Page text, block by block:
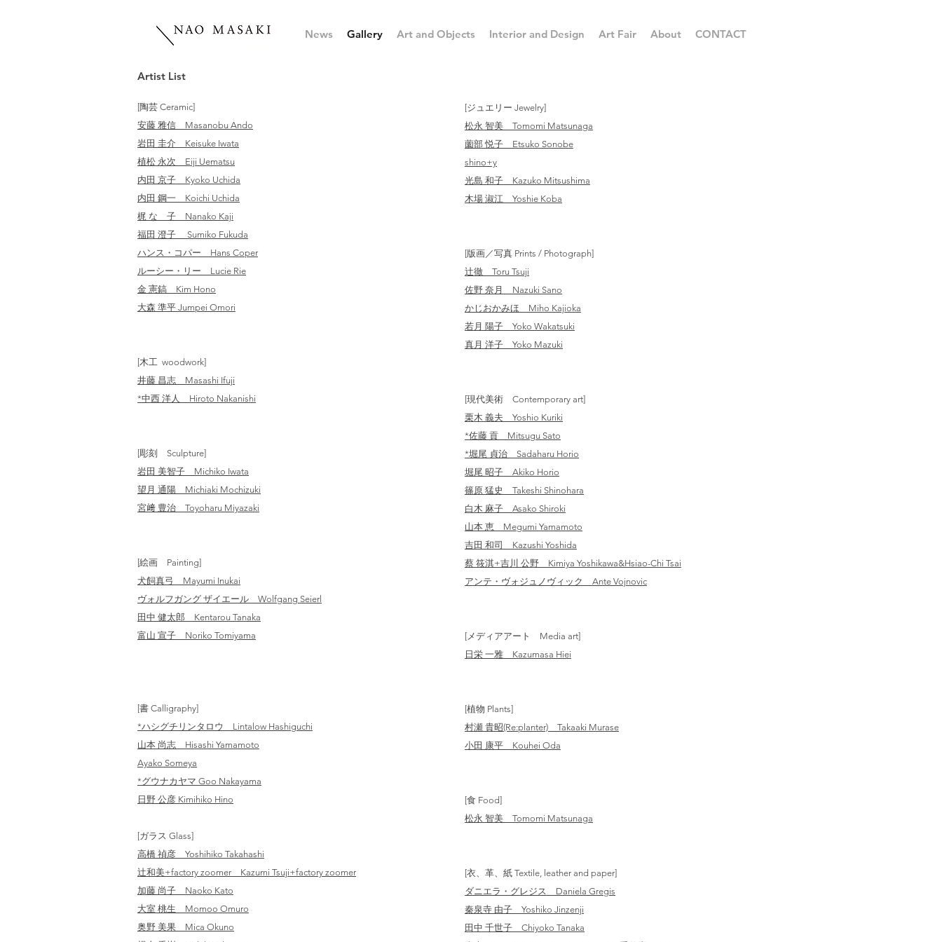
News Gallery Art and Objects Interior and Design Art Fair About CONTACT
Artist List
[陶芸 Ceramic]
安藤 雅信 Masanobu Ando
岩田 圭介 Keisuke Iwata
植松 永次 Eiji Uematsu
内田 京子 Kyoko Uchida
内田 鋼一 Koichi Uchida
梶 なゝ子 Nanako Kaji
福田 澄子 Sumiko Fukuda
ハンス・コパー Hans Coper
ルーシー・リー Lucie Rie
金 憲鎬 Kim Hono
​大森 準平 Jumpei Omori
[木工 woodwork]
井藤 昌志 Masashi Ifuji
*中西 洋人 Hiroto Nakanishi
[彫刻 Sculpture]
岩田 美智子 Michiko Iwata
望月 通陽 Michiaki Mochizuki
宮﨑 豊治 Toyoharu Miyazaki
[絵画 Painting]
​犬飼真弓 Mayumi Inukai
ヴォルフガング ザイエール Wolfgang Seierl
田中 健太郎 Kentarou Tanaka
富山 宣子 Noriko Tomiyama
[書 Calligraphy]
*ハシグチリンタロウ Lintalow Hashiguchi
山本 尚志 Hisashi Yamamoto
Ayako Someya
​*グウナカヤマ Goo Nakayama
​日野 公彦 Kimihiko Hino
[ガラス Glass]
高橋 禎彦 Yoshihiko Takahashi
辻和美+factory zoomer Kazumi Tsuji+factory zoomer
加藤 尚子 Naoko Kato
大室 桃生 Momoo Omuro
奥野 美果 Mica Okuno
[ジュエリー Jewelry]
松永 智美 Tomomi Matsunaga
薗部 悦子 Etsuko Sonobe
shino+y
光島 和子 Kazuko Mitsushima
木場 淑江 Yoshie Koba
[版画／写真 Prints / Photograph]
辻徹 Toru Tsuji
佐野 奈月 Nazuki Sano
​かじおかみほ Miho Kajioka
若月 陽子 Yoko Wakatsuki
真月 洋子 Yoko Mazuki
[現代美術 Contemporary art]
栗木 義夫 Yoshio Kuriki
*佐藤 貢 Mitsugu Sato
​*堀尾 貞治 Sadaharu Horio
​堀尾 昭子 Akiko Horio
篠原 猛史 Takeshi Shinohara
白木 麻子 Asako Shiroki
山本 恵 Megumi Yamamoto
吉田 和司 Kazushi Yoshida
蔡 筱淇+吉川 公野 Kimiya Yoshikawa&Hsiao-Chi Tsai
アンテ・ヴォジュノヴィック Ante Vojnovic
[メディアアート Media art]
日栄 一雅 Kazumasa Hiei
[植物 Plants]
村瀬 貴昭(Re:planter) Takaaki Murase
小田 康平 Kouhei Oda
[食 Food]
松永 智美 Tomomi Matsunaga
[衣、革、紙 Textile, leather and paper]
ダニエラ・グレジス Daniela Gregis
秦泉寺 由子 Yoshiko Jinzenji
田中 千世子 Chiyoko Tanaka